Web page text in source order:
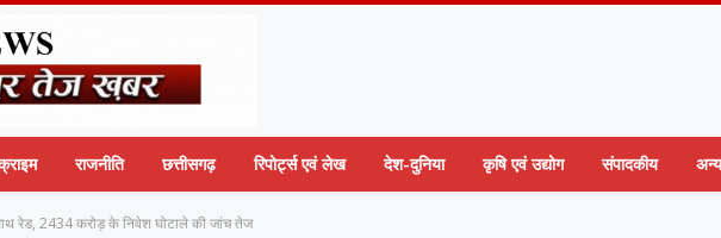
राजनीति छत्तीसगढ़ रिपोर्ट्स एवं लेख देश-दुनिया कृषि एवं उद्योग संपादकीय अन्य
रेड, 2434 करोड़ के निवेश घोटाले की जांच तेज